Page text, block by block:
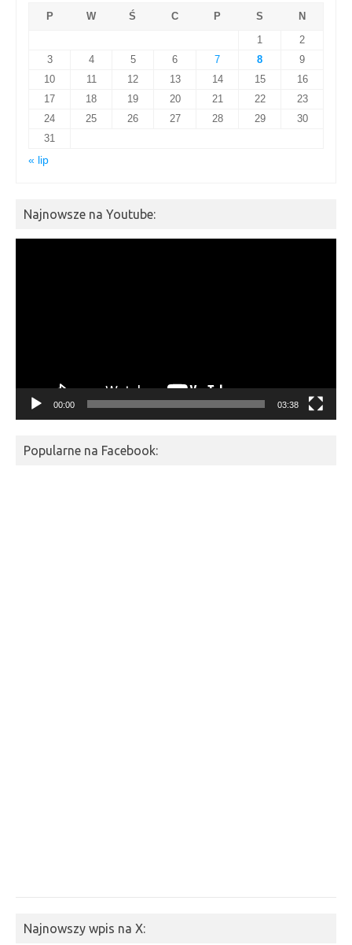
P
W Ś C P S
N
1
2
3
4 5 6 7 8
9
10
11 12 13 14 15
16
17
18 19 20 21 22
23
24
25 26 27 28 29
30
31
« lip
Najnowsze na Youtube:
00:00 03:38
Popularne na Facebook:
Najnowszy wpis na X: